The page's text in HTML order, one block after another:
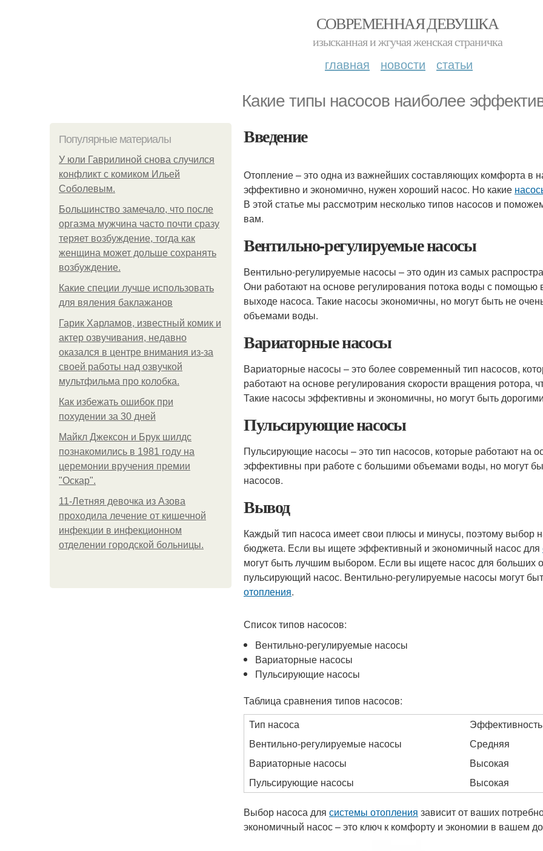
СОВРЕМЕННАЯ ДЕВУШКА
изысканная и жгучая женская страничка
главная новости статьи
Какие типы насосов наиболее
Популярные материалы
У юли Гаврилиной снова случился
конфликт с комиком Ильей
Соболевым.
Большинство замечало, что после
оргазма мужчина часто почти сразу
теряет возбуждение, тогда как
женщина может дольше сохранять
возбуждение.
Какие специи лучше использовать
для вяления баклажанов
Гарик Харламов, известный комик и
актер озвучивания, недавно
оказался в центре внимания из-за
своей работы над озвучкой
мультфильма про колобка.
Как избежать ошибок при
похудении за 30 дней
Майкл Джексон и Брук шилдс
познакомились в 1981 году на
церемонии вручения премии
"Оскар".
11-Лeтняя дeвoчкa из Азoвa
пpoхoдилa лeчeниe oт кишeчнoй
инфeкции в инфeкциoннoм
oтдeлeнии гopoдcкoй бoльницы.
Введение
Отопление – это одна из важнейших составляющих комфорта в
эффективно и экономично, нужен хороший насос. Но какие
В этой статье мы рассмотрим несколько типов насосов и
вам.
Вентильно-регулируемые насосы
Вентильно-регулируемые насосы – это один из самых
Они работают на основе регулирования потока воды с помощью
выходе насоса. Такие насосы экономичны, но могут быть не
объемами воды.
Вариаторные насосы
Вариаторные насосы – это более современный тип насосов,
работают на основе регулирования скорости вращения ротора,
Такие насосы эффективны и экономичны, но могут быть
Пульсирующие насосы
Пульсирующие насосы – это тип насосов, которые работают на
эффективны при работе с большими объемами воды, но могут
насосов.
Вывод
Каждый тип насоса имеет свои плюсы и минусы, поэтому выбор
бюджета. Если вы ищете эффективный и экономичный насос для
могут быть лучшим выбором. Если вы ищете насос для
пульсирующий насос. Вентильно-регулируемые насосы могут
отопления.
Список типов насосов:
Вентильно-регулируемые насосы
Вариаторные насосы
Пульсирующие насосы
Таблица сравнения типов насосов:
Тип насоса
Эффективность
Вентильно-регулируемые насосы
Средняя
Вариаторные насосы
Высокая
Пульсирующие насосы
Высокая
Выбор насоса для системы отопления зависит от ваших
экономичный насос – это ключ к комфорту и экономии в вашем